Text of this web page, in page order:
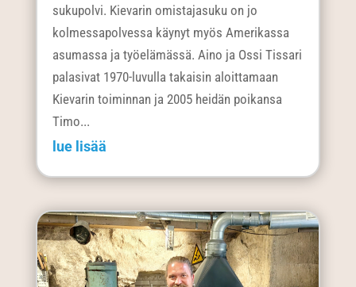
sukupolvi. Kievarin omistajasuku on jo
kolmessapolvessa käynyt myös Amerikassa
asumassa ja työelämässä. Aino ja Ossi Tissari
palasivat 1970-luvulla takaisin aloittamaan
Kievarin toiminnan ja 2005 heidän poikansa
Timo...
lue lisää